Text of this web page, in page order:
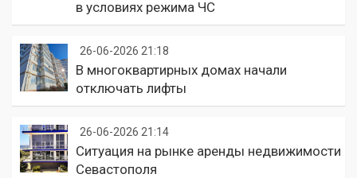
в условиях режима ЧС
26-06-2026 21:18
В многоквартирных домах начали
отключать лифты
26-06-2026 21:14
Ситуация на рынке аренды недвижимости
Севастополя